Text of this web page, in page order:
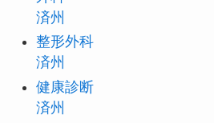
済州
整形外科
済州
健康診断
済州